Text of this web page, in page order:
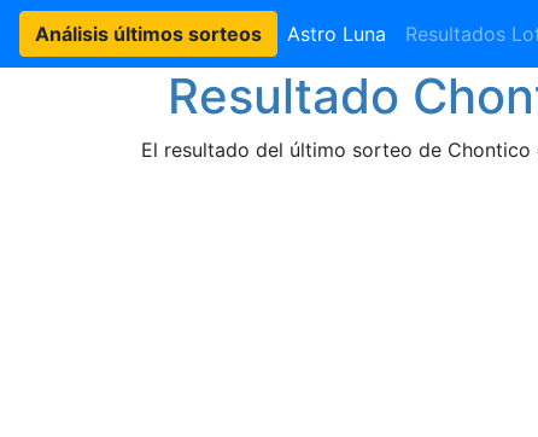
Análisis últimos sorteos Astro Luna Resultados
Resultado
El resultado del último sorteo de Chontico